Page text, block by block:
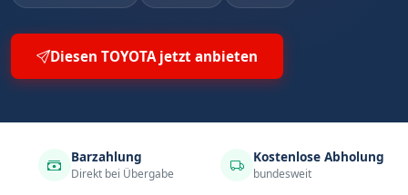
Diesen TOYOTA jetzt anbieten
Barzahlung
Direkt bei Übergabe
Kostenlose Abholung
bundesweit